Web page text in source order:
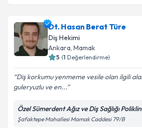
Dt. Gökçe Metin Kuloğluiçin
oluşturun. Size bu uzmandan
takvim hazırlandığında e-posta ile
Kişisel verilerimin işlenmesine
Metni'ni okudum ve kişisel
Dt. Hasan Berat Türe
Diş Hekimi
Ankara, Mamak
5 (1 Değerlendirme)
Diş korkumu yenmeme vesile olan ilgili
guleryuzlu ve en...
Özel Sümerdent Ağız ve Diş Sağlığı
Şafaktepe Mahallesi Mamak Caddesi 79/B